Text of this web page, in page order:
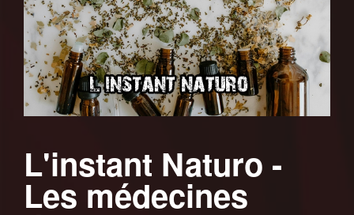
L'instant Naturo -
Les médecines